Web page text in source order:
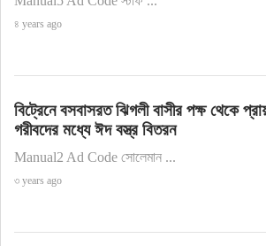
৪ years ago
বিট্রেনে বসবাসরত ঝিগলী বাসীর পক্ষ থেকে
গরীবদের মধ্যে ঈদ বস্ত্র বিতরন
Manual2 Ad Code সোলেমান ...
৩ years ago